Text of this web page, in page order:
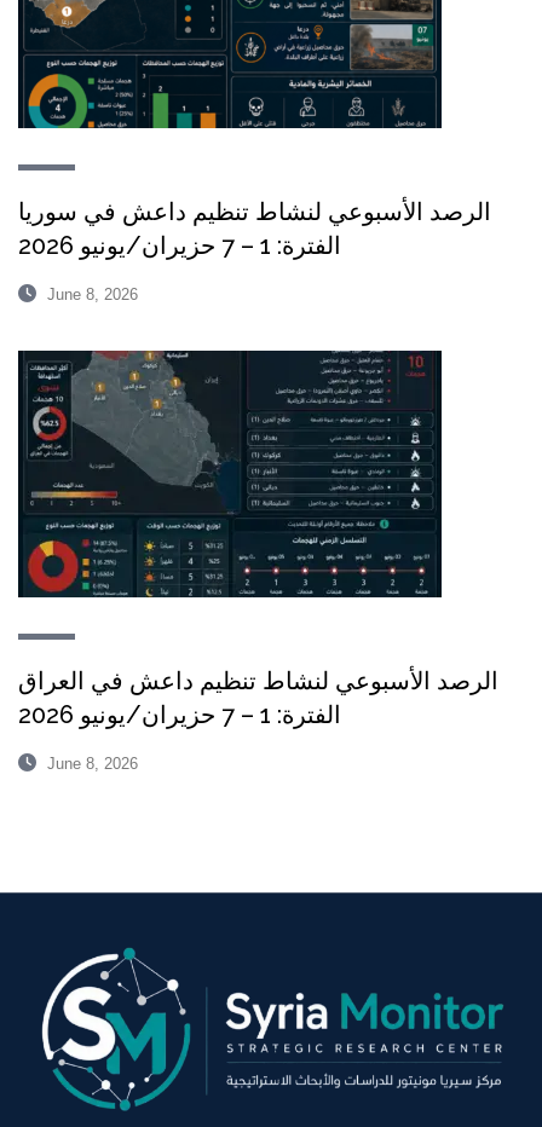
الرصد الأسبوعي لنشاط تنظيم داعش في سوريا
الفترة: 1 – 7 حزيران/يونيو 2026
June 8, 2026
الرصد الأسبوعي لنشاط تنظيم داعش في العراق
الفترة: 1 – 7 حزيران/يونيو 2026
June 8, 2026